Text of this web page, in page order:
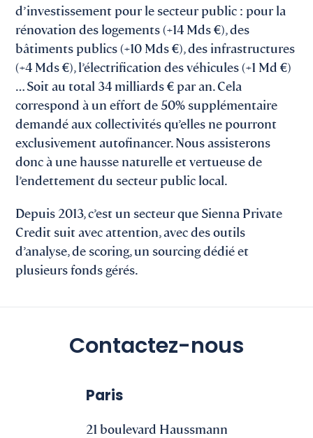
d’investissement pour le secteur public : pour la
rénovation des logements (+14 Mds €), des
bâtiments publics (+10 Mds €), des infrastructures
(+4 Mds €), l’électrification des véhicules (+1 Md €)
… Soit au total 34 milliards € par an. Cela
correspond à un effort de 50% supplémentaire
demandé aux collectivités qu’elles ne pourront
exclusivement autofinancer. Nous assisterons
donc à une hausse naturelle et vertueuse de
l’endettement du secteur public local.
Depuis 2013, c’est un secteur que Sienna Private
Credit suit avec attention, avec des outils
d’analyse, de scoring, un sourcing dédié et
plusieurs fonds gérés.
Contactez-nous
Paris
21 boulevard Haussmann